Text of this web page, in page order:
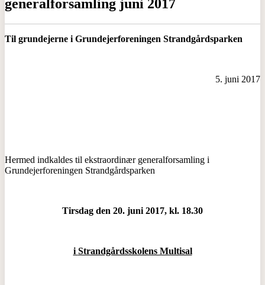
generalforsamling juni 2017
Til grundejerne i Grundejerforeningen Strandgårdsparken
5. juni 2017
Hermed indkaldes til ekstraordinær generalforsamling i
Grundejerforeningen Strandgårdsparken
Tirsdag den 20. juni 2017, kl. 18.30
i Strandgårdsskolens Multisal